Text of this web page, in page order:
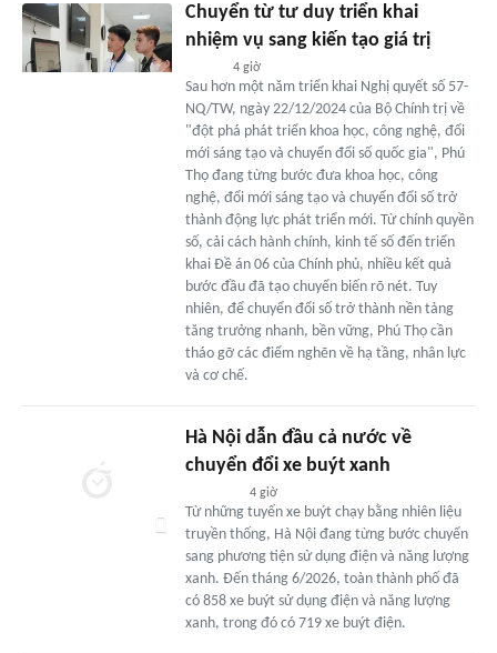
Chuyển từ tư duy triển khai
nhiệm vụ sang kiến tạo giá trị
4 giờ
Sau hơn một năm triển khai Nghị quyết số 57-
NQ/TW, ngày 22/12/2024 của Bộ Chính trị về
"đột phá phát triển khoa học, công nghệ, đổi
mới sáng tạo và chuyển đổi số quốc gia", Phú
Thọ đang từng bước đưa khoa học, công
nghệ, đổi mới sáng tạo và chuyển đổi số trở
thành động lực phát triển mới. Từ chính quyền
số, cải cách hành chính, kinh tế số đến triển
khai Đề án 06 của Chính phủ, nhiều kết quả
bước đầu đã tạo chuyển biến rõ nét. Tuy
nhiên, để chuyển đổi số trở thành nền tảng
tăng trưởng nhanh, bền vững, Phú Thọ cần
tháo gỡ các điểm nghẽn về hạ tầng, nhân lực
và cơ chế.
Hà Nội dẫn đầu cả nước về
chuyển đổi xe buýt xanh
4 giờ
Từ những tuyến xe buýt chạy bằng nhiên liệu
truyền thống, Hà Nội đang từng bước chuyển
sang phương tiện sử dụng điện và năng lượng
xanh. Đến tháng 6/2026, toàn thành phố đã
có 858 xe buýt sử dụng điện và năng lượng
xanh, trong đó có 719 xe buýt điện.